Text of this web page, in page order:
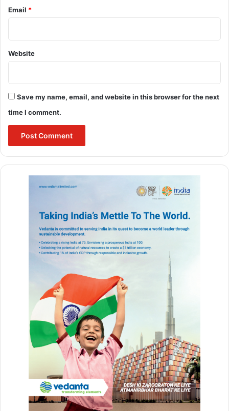
earthquake in turkey now
turkey earthquake history
turkey earthquake istanbul
what caused the earthquake in turkey and
Email *
Website
Save my name, email, and website in this browser for the next
time I comment.